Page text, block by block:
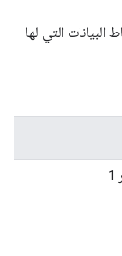
التي لها